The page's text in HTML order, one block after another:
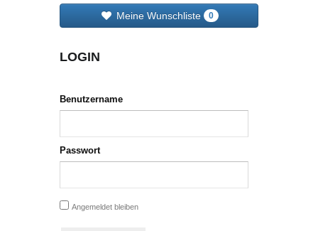
Meine Wunschliste 0
LOGIN
Benutzername
Passwort
Angemeldet bleiben